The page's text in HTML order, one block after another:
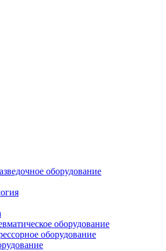
оборудование
оборудование
оборудование